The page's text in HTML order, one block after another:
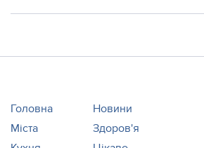
Головна
Новини
Міста
Здоров'я